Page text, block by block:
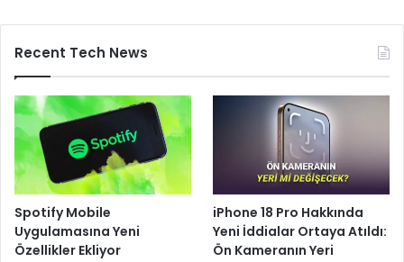
Recent Tech News
Spotify Mobile
Uygulamasına Yeni
Özellikler Ekliyor
iPhone 18 Pro Hakkında
Yeni İddialar Ortaya Atıldı:
Ön Kameranın Yeri